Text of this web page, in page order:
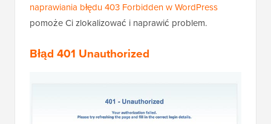
naprawiania błędu 403 Forbidden w WordPress
pomoże Ci zlokalizować i naprawić problem.
Błąd 401 Unauthorized